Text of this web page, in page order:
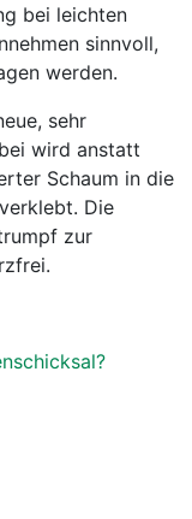
bei leichten
sinnvoll,
werden.
sehr
wird anstatt
Schaum in die
Die
zur